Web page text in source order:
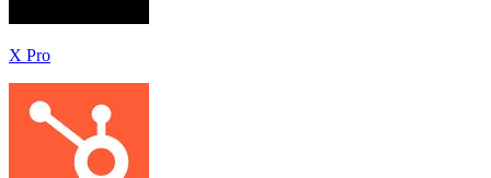
X Pro